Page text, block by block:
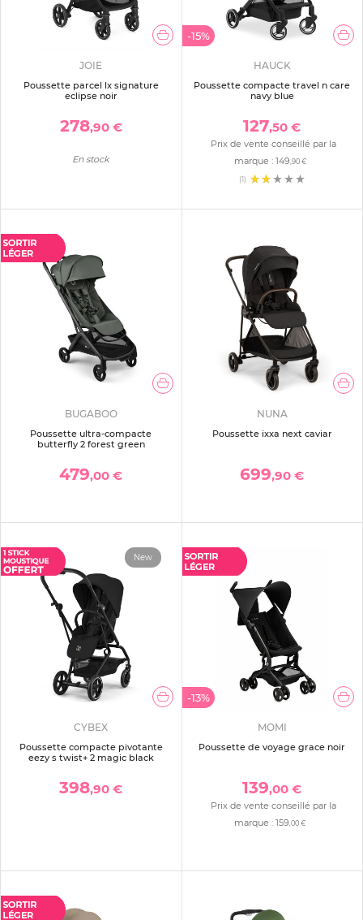
JOIE
Poussette parcel lx signature
eclipse noir
278,90 €
En stock
-15%
HAUCK
Poussette compacte travel n care
navy blue
127,50 €
Prix de vente conseillé par la
marque : 149,90 €
(1)
BUGABOO
Poussette ultra-compacte
butterfly 2 forest green
479,00 €
NUNA
Poussette ixxa next caviar
699,90 €
New
CYBEX
Poussette compacte pivotante
eezy s twist+ 2 magic black
398,90 €
-13%
MOMI
Poussette de voyage grace noir
139,00 €
Prix de vente conseillé par la
marque :159,00 €